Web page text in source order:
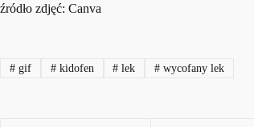
źródło zdjęć: Canva
#gif #kidofen # lek # wycofany lek